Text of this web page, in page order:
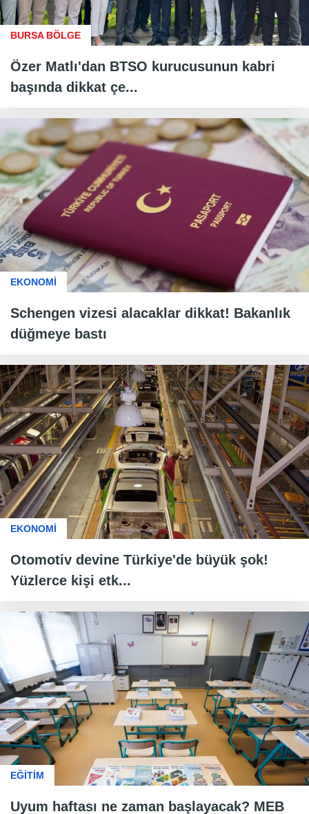
BURSA BÖLGE
Özer Matlı'dan BTSO kurucusunun kabri
başında dikkat çe...
EKONOMİ
Schengen vizesi alacaklar dikkat! Bakanlık
düğmeye bastı
EKONOMİ
Otomotiv devine Türkiye'de büyük şok!
Yüzlerce kişi etk...
EĞİTİM
Uyum haftası ne zaman başlayacak? MEB